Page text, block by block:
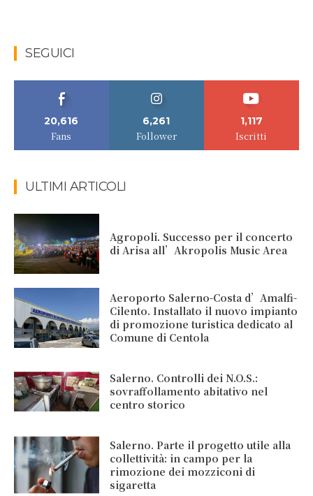
SEGUICI
20,616
Fans
6,261
Follower
1,117
Iscritti
ULTIMI ARTICOLI
Agropoli. Successo per il concerto
di Arisa all’Akropolis Music Area
Aeroporto Salerno-Costa d’Amalfi-
Cilento. Installato il nuovo impianto
di promozione turistica dedicato al
Comune di Centola
Salerno. Controlli dei N.O.S.:
sovraffollamento abitativo nel
centro storico
Salerno. Parte il progetto utile alla
collettività: in campo per la
rimozione dei mozziconi di
sigaretta